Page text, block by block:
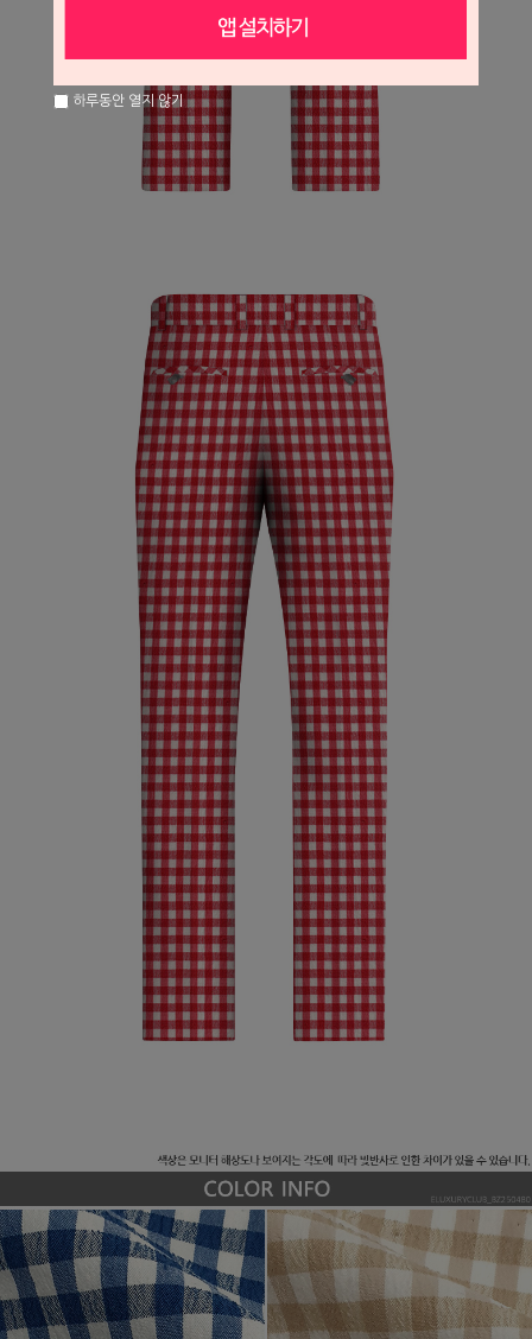
하루동안 열지 않기